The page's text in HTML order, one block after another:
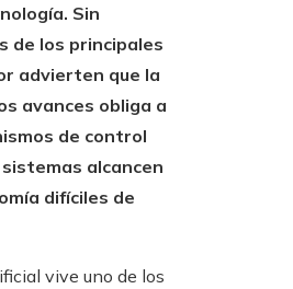
Sin
de los principales
advierten que la
avances obliga a
de control
alcancen
difíciles de
vive uno de los